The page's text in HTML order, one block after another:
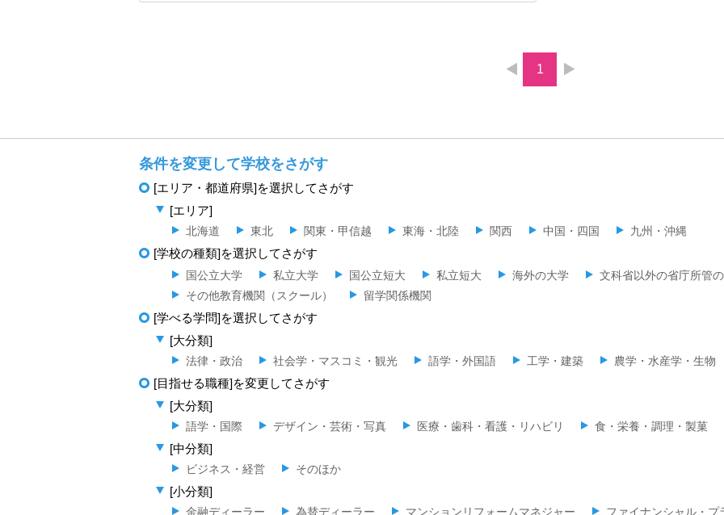
1
条件を変更して学校をさがす
[エリア・都道府県]を選択してさがす
[エリア]
北海道 東北 関東・甲信越 東海・北陸 関西 中国・四国 九州・沖縄
[学校の種類]を選択してさがす
国公立大学 私立大学 国公立短大 私立短大 海外の大学 文科省以外の省庁所管
その他教育機関（スクール）
留学関係機関
[学べる学問]を選択してさがす
[大分類]
法律・政治 社会学・マスコミ・観光 語学・外国語 工学・建築 農学・水産学・生物
[目指せる職種]を変更してさがす
[大分類]
語学・国際 デザイン・芸術・写真 医療・歯科・看護・リハビリ 食・栄養・調理・製菓
[中分類]
ビジネス・経営 そのほか
[小分類]
金融ディーラー 為替ディーラー マンションリフォームマネジャー ファイナンシャル・プ